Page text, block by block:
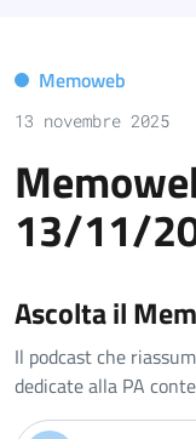
Memoweb
13 novembre 2025
13/11/
Ascolta il
Il podcast che
dedicate alla PA